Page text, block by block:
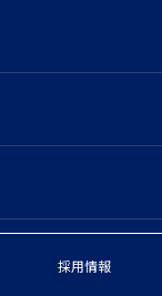
採用情報